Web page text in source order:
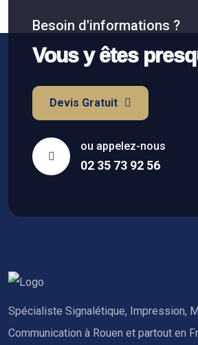
Besoin d'informations ?
Vous y êtes
Devis Gratuit
ou appelez-nous
02 35 73 92 56
Spécialiste Signalétique, Impression,
Communication à Rouen et partout en